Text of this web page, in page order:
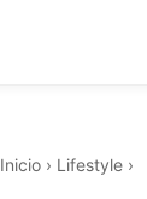
Inicio › Lifestyle ›